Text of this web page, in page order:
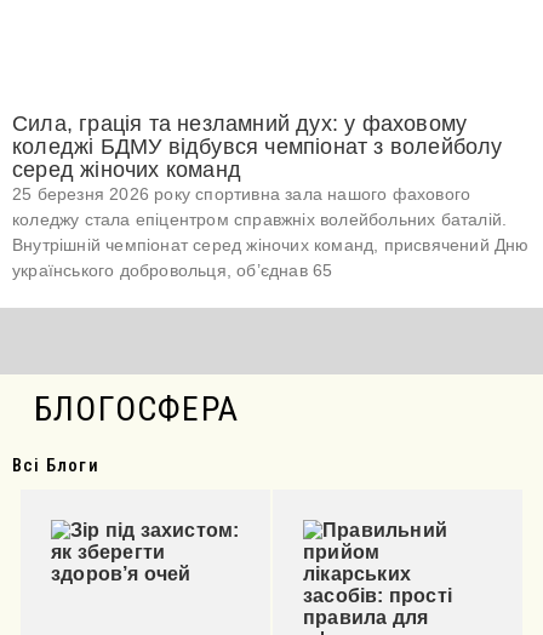
Сила, грація та незламний дух: у фаховому
коледжі БДМУ відбувся чемпіонат з волейболу
серед жіночих команд
25 березня 2026 року спортивна зала нашого фахового
коледжу стала епіцентром справжніх волейбольних баталій.
Внутрішній чемпіонат серед жіночих команд, присвячений Дню
українського добровольця, об’єднав 65
БЛОГОСФЕРА
Всі Блоги